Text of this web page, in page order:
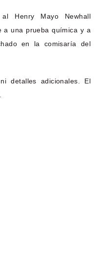
Henry Mayo Newhall
a una prueba química y a
en la comisaría del
detalles adicionales. El